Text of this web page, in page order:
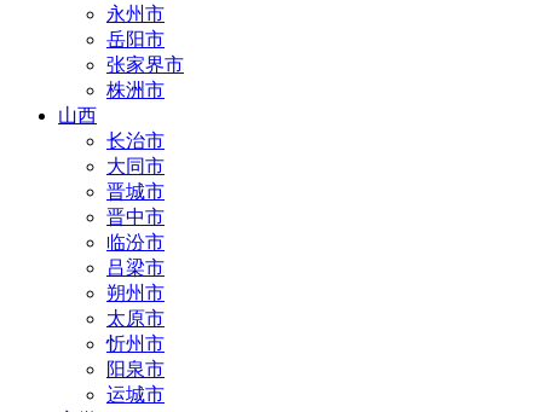
永州市
岳阳市
张家界市
株洲市
山西
长治市
大同市
晋城市
晋中市
临汾市
吕梁市
朔州市
太原市
忻州市
阳泉市
运城市